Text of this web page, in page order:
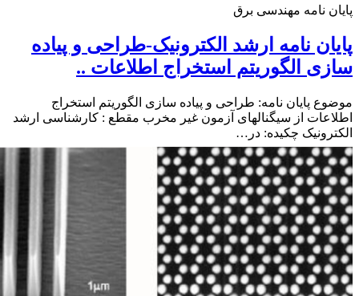
نامه مهندسی برق
نامه ارشد الکترونیک-طراحی و پیاده
الگوریتم استخراج اطلاعات ..
پایان نامه: طراحی و پیاده سازی الگوریتم استخراج
از سیگنالهای آزمون غیر مخرب مقطع : کارشناسی ارشد
چکیده: در…